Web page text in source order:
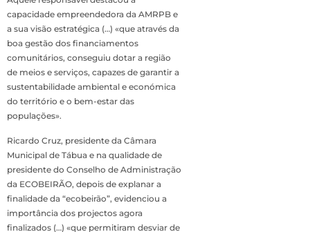
capacidade empreendedora da AMRPB e
a sua visão estratégica (…) «que através da
boa gestão dos financiamentos
comunitários, conseguiu dotar a região
de meios e serviços, capazes de garantir a
sustentabilidade ambiental e económica
do território e o bem-estar das
populações».
Ricardo Cruz, presidente da Câmara
Municipal de Tábua e na qualidade de
presidente do Conselho de Administração
da ECOBEIRÃO, depois de explanar a
finalidade da “ecobeirão”, evidenciou a
importância dos projectos agora
finalizados (…) «que permitiram desviar de